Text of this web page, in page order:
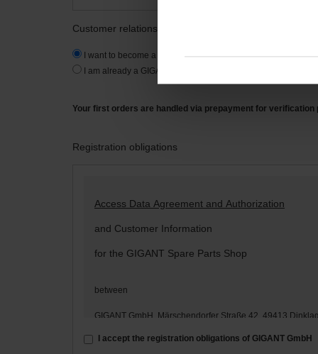
Customer relationship
I want to become a new customer.
I am already a GIGANT-customer.
Your first orders are handled via prepayment for verification
Registration obligations
Access Data Agreement and Authorization
and Customer Information
for the GIGANT Spare Parts Shop
between
GIGANT GmbH, Märschendorfer Straße 42, 49413
I accept the registration obligations of GIGANT GmbH